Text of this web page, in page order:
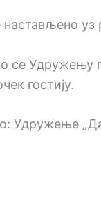
уз
се Удружењу
гостију.
Удружење